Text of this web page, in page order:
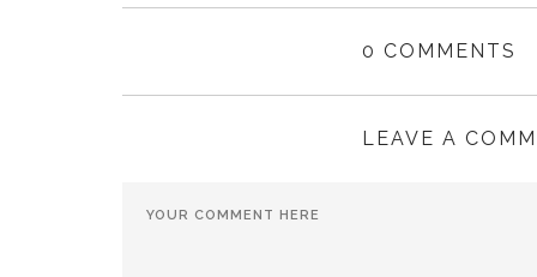
0 COMMENTS
LEAVE A